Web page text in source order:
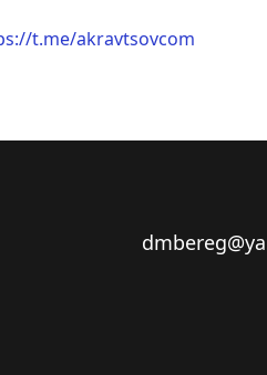
t.me/akravtsovcom